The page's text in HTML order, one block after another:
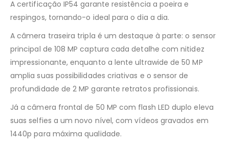
A certificação IP54 garante resistência a poeira e
respingos, tornando-o ideal para o dia a dia.
A câmera traseira tripla é um destaque à parte: o sensor
principal de 108 MP captura cada detalhe com nitidez
impressionante, enquanto a lente ultrawide de 50 MP
amplia suas possibilidades criativas e o sensor de
profundidade de 2 MP garante retratos profissionais.
Já a câmera frontal de 50 MP com flash LED duplo eleva
suas selfies a um novo nível, com vídeos gravados em
1440p para máxima qualidade.